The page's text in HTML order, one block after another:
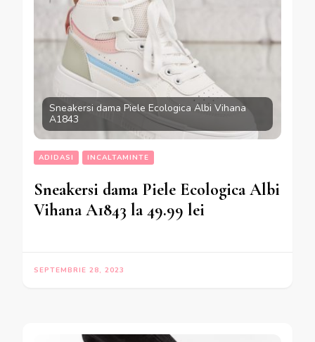
Sneakersi dama Piele Ecologica Albi Vihana
A1843
ADIDASI INCALTAMINTE
Sneakersi dama Piele Ecologica Albi
Vihana A1843 la 49.99 lei
SEPTEMBRIE 28, 2023